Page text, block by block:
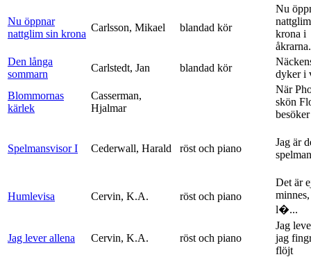
Nu öppnar
nattglim sin krona
Carlsson, Mikael blandad kör
Nu
krona i
Den långa
sommarn
Carlstedt, Jan blandad kör
dyker i
Blommornas
kärlek
Casserman,
Hjalmar
När
skön
besöker
Spelmansvisor I Cederwall, Harald röst och piano
Jag är
spelman
Humlevisa Cervin, K.A. röst och piano
Det är
l�...
Jag lever allena Cervin, K.A. röst och piano
Jag
jag
flöjt